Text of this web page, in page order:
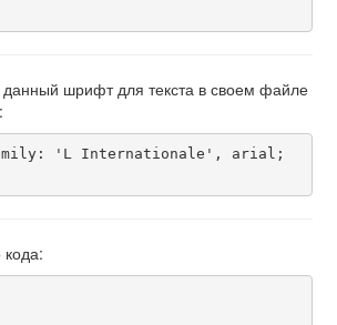
данный шрифт для текста в своем файле